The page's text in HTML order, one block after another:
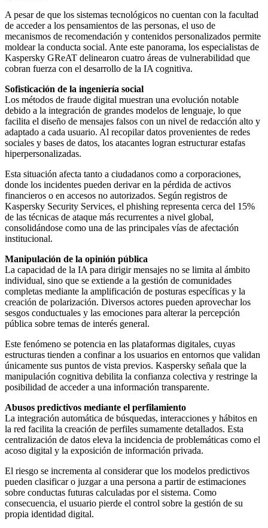
A pesar de que los sistemas tecnológicos no cuentan con la facultad
de acceder a los pensamientos de las personas, el uso de
mecanismos de recomendación y contenidos personalizados permite
moldear la conducta social. Ante este panorama, los especialistas de
Kaspersky GReAT delinearon cuatro áreas de vulnerabilidad que
cobran fuerza con el desarrollo de la IA cognitiva.
Sofisticación de la ingeniería social
Los métodos de fraude digital muestran una evolución notable
debido a la integración de grandes modelos de lenguaje, lo que
facilita el diseño de mensajes falsos con un nivel de redacción alto y
adaptado a cada usuario. Al recopilar datos provenientes de redes
sociales y bases de datos, los atacantes logran estructurar estafas
hiperpersonalizadas.
Esta situación afecta tanto a ciudadanos como a corporaciones,
donde los incidentes pueden derivar en la pérdida de activos
financieros o en accesos no autorizados. Según registros de
Kaspersky Security Services, el phishing representa cerca del 15%
de las técnicas de ataque más recurrentes a nivel global,
consolidándose como una de las principales vías de afectación
institucional.
Manipulación de la opinión pública
La capacidad de la IA para dirigir mensajes no se limita al ámbito
individual, sino que se extiende a la gestión de comunidades
completas mediante la amplificación de posturas específicas y la
creación de polarización. Diversos actores pueden aprovechar los
sesgos conductuales y las emociones para alterar la percepción
pública sobre temas de interés general.
Este fenómeno se potencia en las plataformas digitales, cuyas
estructuras tienden a confinar a los usuarios en entornos que validan
únicamente sus puntos de vista previos. Kaspersky señala que la
manipulación cognitiva debilita la confianza colectiva y restringe la
posibilidad de acceder a una información transparente.
Abusos predictivos mediante el perfilamiento
La integración automática de búsquedas, interacciones y hábitos en
la red facilita la creación de perfiles sumamente detallados. Esta
centralización de datos eleva la incidencia de problemáticas como el
acoso digital y la exposición de información privada.
El riesgo se incrementa al considerar que los modelos predictivos
pueden clasificar o juzgar a una persona a partir de estimaciones
sobre conductas futuras calculadas por el sistema. Como
consecuencia, el usuario pierde el control sobre la gestión de su
propia identidad digital.